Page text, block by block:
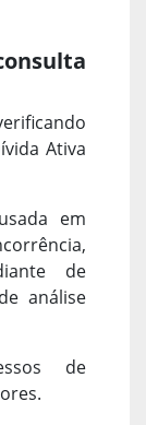
Ativa
em
de
análise
de